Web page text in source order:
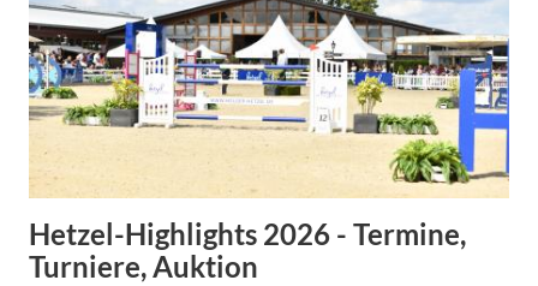
Hetzel-Highlights 2026 - Termine,
Turniere, Auktion